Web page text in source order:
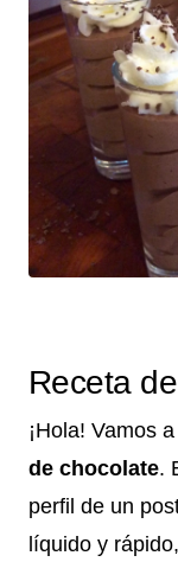
Receta
¡Hola! Vamos
de chocolate.
perfil de un
líquido y